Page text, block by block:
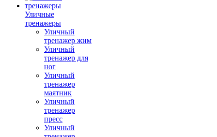
Уличные
тренажеры
Уличный
тренажер жим
Уличный
тренажер для
ног
Уличный
тренажер
маятник
Уличный
тренажер
пресс
Уличный